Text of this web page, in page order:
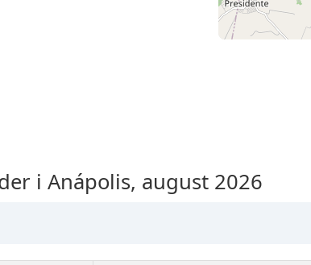
i Anápolis, august 2026